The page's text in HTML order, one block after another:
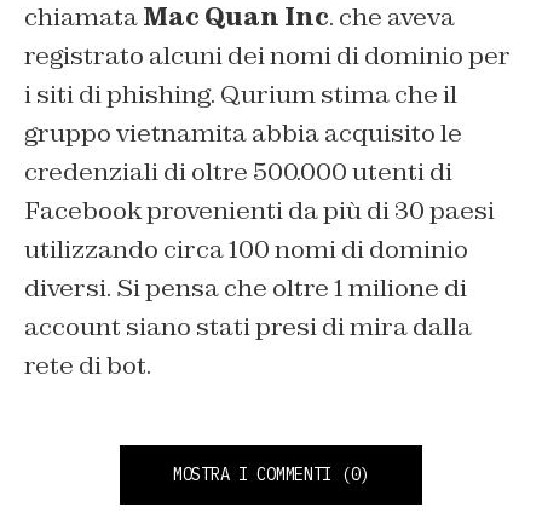
chiamataMac Quan Inc. che aveva
registrato alcuni dei nomi di dominio per
i siti di phishing. Qurium stima che il
gruppo vietnamita abbia acquisito le
credenziali di oltre 500.000 utenti di
Facebook provenienti da più di 30 paesi
utilizzando circa 100 nomi di dominio
diversi. Si pensa che oltre 1 milione di
account siano stati presi di mira dalla
rete di bot.
MOSTRA I COMMENTI (0)